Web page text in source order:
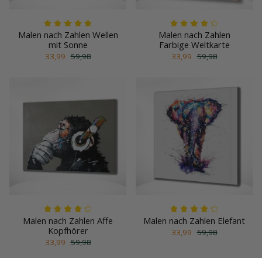
Malen nach Zahlen Wellen
mit Sonne
33,99 59,98
Malen nach Zahlen
Farbige Weltkarte
33,99 59,98
Malen nach Zahlen Affe
Kopfhörer
33,99 59,98
Malen nach Zahlen Elefant
33,99 59,98